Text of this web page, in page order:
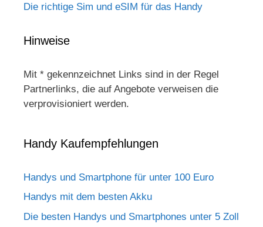
Die richtige Sim und eSIM für das Handy
Hinweise
Mit * gekennzeichnet Links sind in der Regel
Partnerlinks, die auf Angebote verweisen die
verprovisioniert werden.
Handy Kaufempfehlungen
Handys und Smartphone für unter 100 Euro
Handys mit dem besten Akku
Die besten Handys und Smartphones unter 5 Zoll